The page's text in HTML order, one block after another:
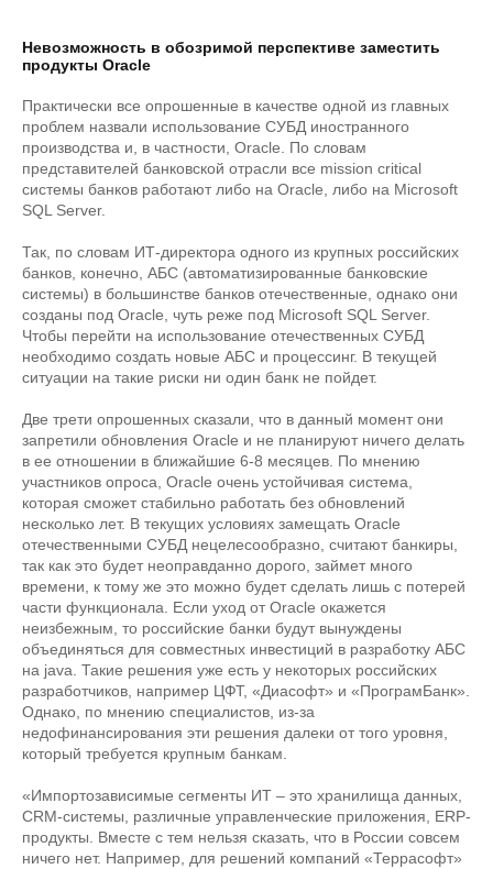
Невозможность в обозримой перспективе заместить
продукты Oracle
Практически все опрошенные в качестве одной из главных
проблем назвали использование СУБД иностранного
производства и, в частности, Oracle. По словам
представителей банковской отрасли все mission critical
системы банков работают либо на Oracle, либо на Microsoft
SQL Server.
Так, по словам ИТ-директора одного из крупных российских
банков, конечно, АБС (автоматизированные банковские
системы) в большинстве банков отечественные, однако они
созданы под Oracle, чуть реже под Microsoft SQL Server.
Чтобы перейти на использование отечественных СУБД
необходимо создать новые АБС и процессинг. В текущей
ситуации на такие риски ни один банк не пойдет.
Две трети опрошенных сказали, что в данный момент они
запретили обновления Oracle и не планируют ничего делать
в ее отношении в ближайшие 6-8 месяцев. По мнению
участников опроса, Oracle очень устойчивая система,
которая сможет стабильно работать без обновлений
несколько лет. В текущих условиях замещать Oracle
отечественными СУБД нецелесообразно, считают банкиры,
так как это будет неоправданно дорого, займет много
времени, к тому же это можно будет сделать лишь с потерей
части функционала. Если уход от Oracle окажется
неизбежным, то российские банки будут вынуждены
объединяться для совместных инвестиций в разработку АБС
на java. Такие решения уже есть у некоторых российских
разработчиков, например ЦФТ, «Диасофт» и «ПрограмБанк».
Однако, по мнению специалистов, из-за
недофинансирования эти решения далеки от того уровня,
который требуется крупным банкам.
«Импортозависимые сегменты ИТ – это хранилища данных,
CRM-системы, различные управленческие приложения, ERP-
продукты. Вместе с тем нельзя сказать, что в России совсем
ничего нет. Например, для решений компаний «Террасофт»